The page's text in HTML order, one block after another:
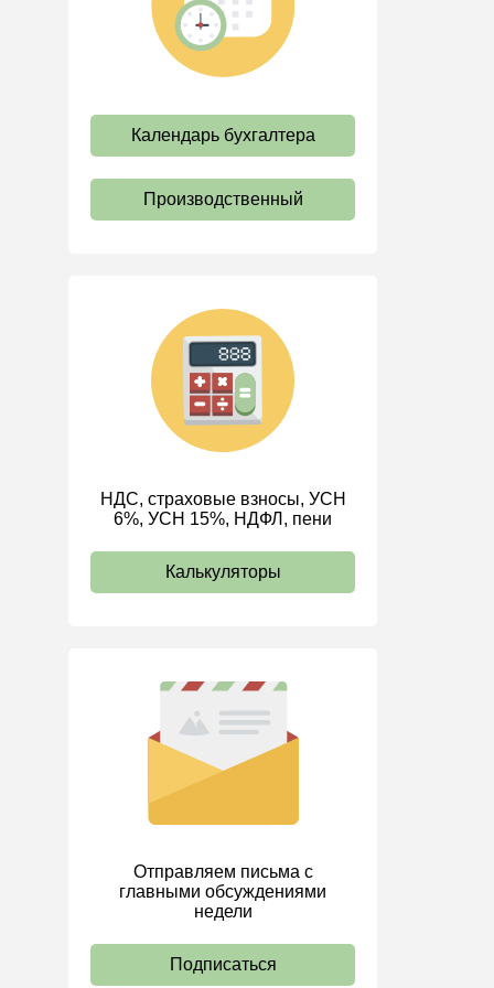
труда
Отпуск и время отдыха
Ответственность и
взыскания
Пенсии
должностные инструкции
Трудовые книжки
Кадровые документы и
образцы
Персональные данные
ИП
Календарь бухгалтера
Производственный
НДС, страховые взносы, УСН
6%, УСН 15%, НДФЛ, пени
Калькуляторы
Отправляем письма с
главными обсуждениями
недели
Подписаться